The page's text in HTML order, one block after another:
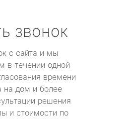
звонок
с сайта и мы
в течении одной
времени
на дом и более
решения
и стоимости по